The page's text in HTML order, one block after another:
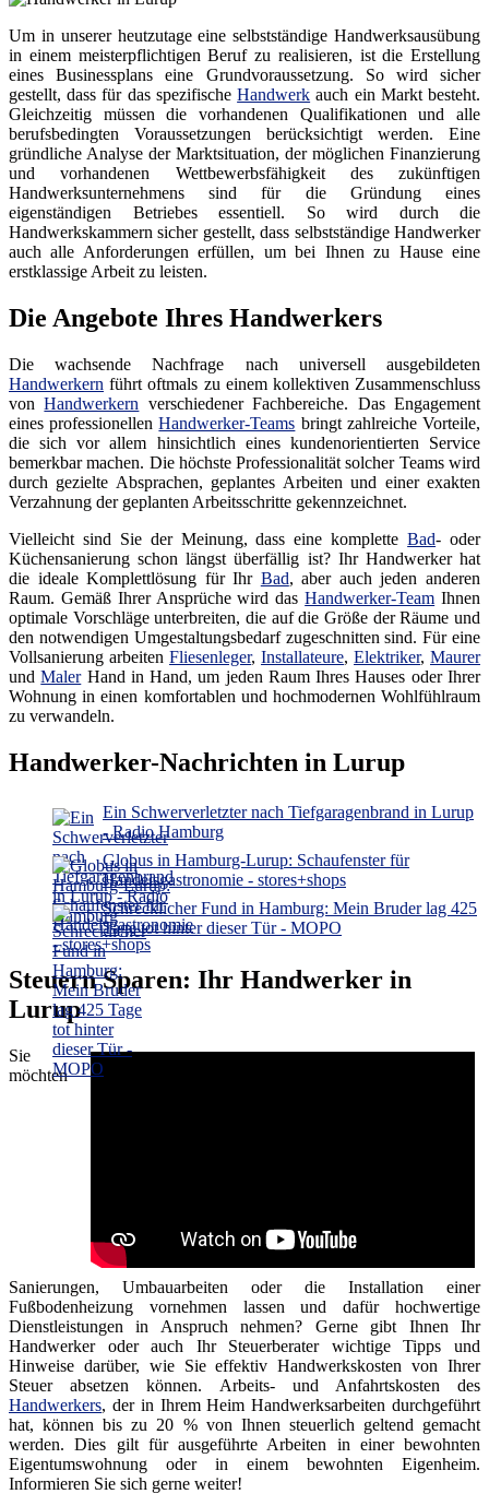
Um in unserer heutzutage eine selbstständige Handwerksausübung
in einem meisterpflichtigen Beruf zu realisieren, ist die Erstellung
eines Businessplans eine Grundvoraussetzung. So wird sicher
gestellt, dass für das spezifischeHandwerk auch ein Markt besteht.
Gleichzeitig müssen die vorhandenen Qualifikationen und alle
berufsbedingten Voraussetzungen berücksichtigt werden. Eine
gründliche Analyse der Marktsituation, der möglichen Finanzierung
und vorhandenen Wettbewerbsfähigkeit des zukünftigen
Handwerksunternehmens sind für die Gründung eines
eigenständigen Betriebes essentiell. So wird durch die
Handwerkskammern sicher gestellt, dass selbstständige Handwerker
auch alle Anforderungen erfüllen, um bei Ihnen zu Hause eine
erstklassige Arbeit zu leisten.
Die Angebote Ihres Handwerkers
Die wachsende Nachfrage nach universell ausgebildeten
Handwerkern führt oftmals zu einem kollektiven Zusammenschluss
vonHandwerkern verschiedener Fachbereiche. Das Engagement
eines professionellenHandwerker-Teams bringt zahlreiche Vorteile,
die sich vor allem hinsichtlich eines kundenorientierten Service
bemerkbar machen. Die höchste Professionalität solcher Teams wird
durch gezielte Absprachen, geplantes Arbeiten und einer exakten
Verzahnung der geplanten Arbeitsschritte gekennzeichnet.
Vielleicht sind Sie der Meinung, dass eine kompletteBad- oder
Küchensanierung schon längst überfällig ist? Ihr Handwerker hat
die ideale Komplettlösung für Ihr Bad, aber auch jeden anderen
Raum. Gemäß Ihrer Ansprüche wird dasHandwerker-Team Ihnen
optimale Vorschläge unterbreiten, die auf die Größe der Räume und
den notwendigen Umgestaltungsbedarf zugeschnitten sind. Für eine
Vollsanierung arbeiten Fliesenleger, Installateure, Elektriker, Maurer
undMalerHand in Hand, um jeden Raum Ihres Hauses oder Ihrer
Wohnung in einen komfortablen und hochmodernen Wohlfühlraum
zu verwandeln.
Handwerker-Nachrichten in Lurup
Ein Schwerverletzter nach Tiefgaragenbrand in Lurup
- Radio Hamburg
Globus in Hamburg-Lurup: Schaufenster für
Handelsgastronomie - stores+shops
Schrecklicher Fund in Hamburg: Mein Bruder lag 425
Tage tot hinter dieser Tür - MOPO
Steuern Sparen: Ihr Handwerker in
Lurup
Sie
möchten
Sanierungen, Umbauarbeiten oder die Installation einer
Fußbodenheizung vornehmen lassen und dafür hochwertige
Dienstleistungen in Anspruch nehmen? Gerne gibt Ihnen Ihr
Handwerker oder auch Ihr Steuerberater wichtige Tipps und
Hinweise darüber, wie Sie effektiv Handwerkskosten von Ihrer
Steuer absetzen können. Arbeits- und Anfahrtskosten des
Handwerkers, der in Ihrem Heim Handwerksarbeiten durchgeführt
hat, können bis zu 20 % von Ihnen steuerlich geltend gemacht
werden. Dies gilt für ausgeführte Arbeiten in einer bewohnten
Eigentumswohnung oder in einem bewohnten Eigenheim.
Informieren Sie sich gerne weiter!